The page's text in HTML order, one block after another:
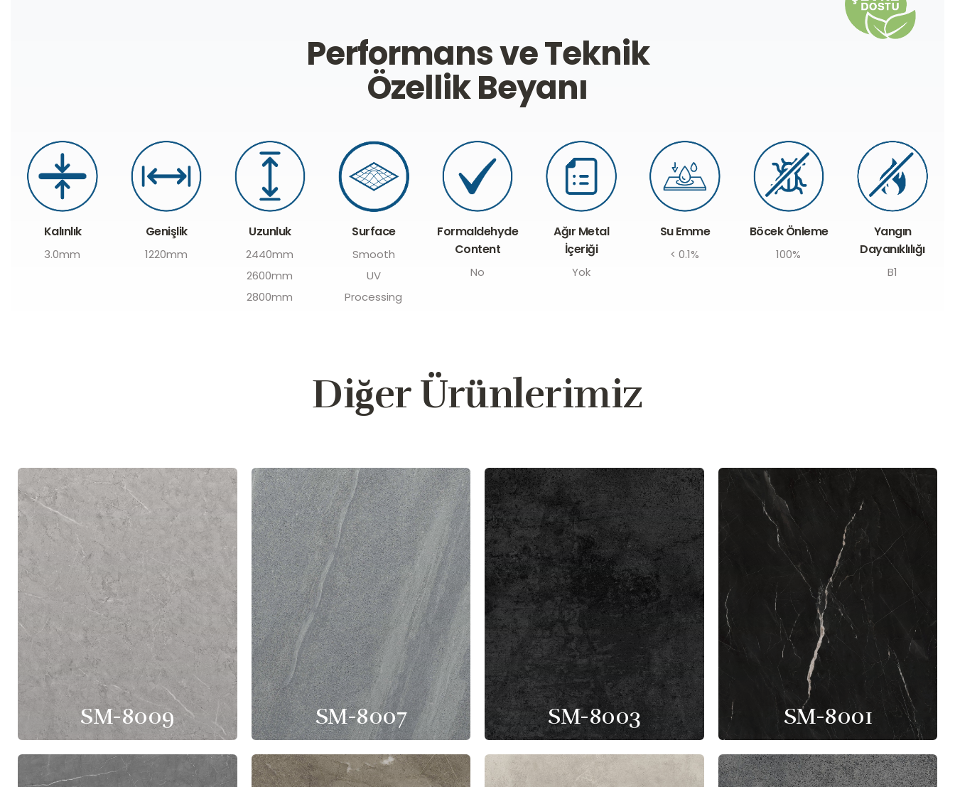
Performans ve Teknik
Özellik Beyanı
Kalınlık
3.0mm
Genişlik
1220mm
Uzunluk
2440mm
2600mm
2800mm
Surface
Smooth
UV
Processing
Formaldehyde
Content
No
Ağır Metal
İçeriği
Yok
Su Emme
< 0.1%
Böcek Önleme
100%
Yangın
Dayanıklılığı
B1
Diğer Ürünlerimiz
SM-8009 SM-8007 SM-8003 SM-8001